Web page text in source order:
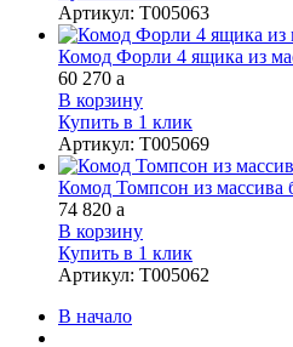
Артикул: Т005063
Комод Форли 4 ящика из
60 270 a
В корзину
Купить в 1 клик
Артикул: Т005069
Комод Томпсон из массива
74 820 a
В корзину
Купить в 1 клик
Артикул: Т005062
В начало